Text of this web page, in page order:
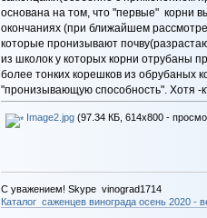
основана на том, что "первые" корни
окончаниях (при ближайшем
которые пронизывают
из школок у которых корни отрубаны
более тонких корешков из обрубаных
"пронизывающую способность". Хотя -
Image2.jpg(97.34 КБ, 614x800 -
С уважением! Skype vinograd1714
Каталог саженцев винограда осень 2020 -